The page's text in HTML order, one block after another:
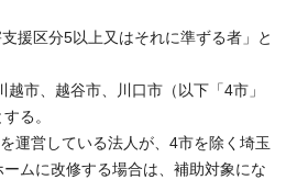
援区分5以上又はそれに準ずる者」と
市、越谷市、川口市（以下「4市」
る。
運営している法人が、4市を除く埼玉
ムに改修する場合は、補助対象にな